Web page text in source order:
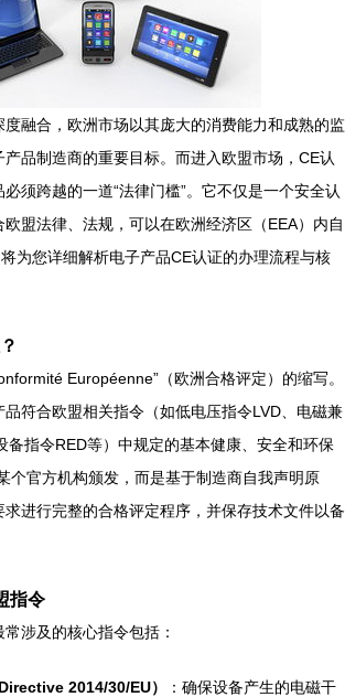
度融合，欧洲市场以其庞大的消费能力和成熟的监
品制造商的重要目标。而进入欧盟市场，CE认
须跨越的一道“法律门槛”。它不仅是一个安全认
盟法律、法规，可以在欧洲经济区（EEA）内自
为您详细解析电子产品CE认证的办理流程与核
Européenne”（欧洲合格评定）的缩写。
符合欧盟相关指令（如低电压指令LVD、电磁兼
备指令RED等）中规定的基本健康、安全和环保
个官方机构颁发，而是基于制造商自我声明原
进行完整的合格评定程序，并保存技术文件以备
指令
涉及的核心指令包括：
2014/30/EU）
：确保设备产生的电磁干